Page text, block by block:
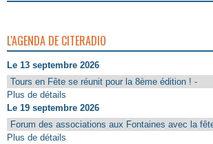
L'AGENDA DE CITERADIO
Le 13 septembre 2026
Tours en Fête se réunit pour la 8ème édition ! -
Plus de détails
Le 19 septembre 2026
Forum des associations aux Fontaines avec la
Plus de détails